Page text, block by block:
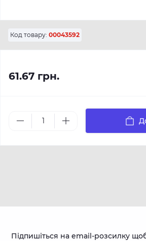
Код товару: 00043592
61.67 грн.
Підпишіться на email-розсилку